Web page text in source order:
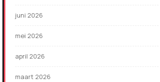
juni 2026
mei 2026
april 2026
maart 2026